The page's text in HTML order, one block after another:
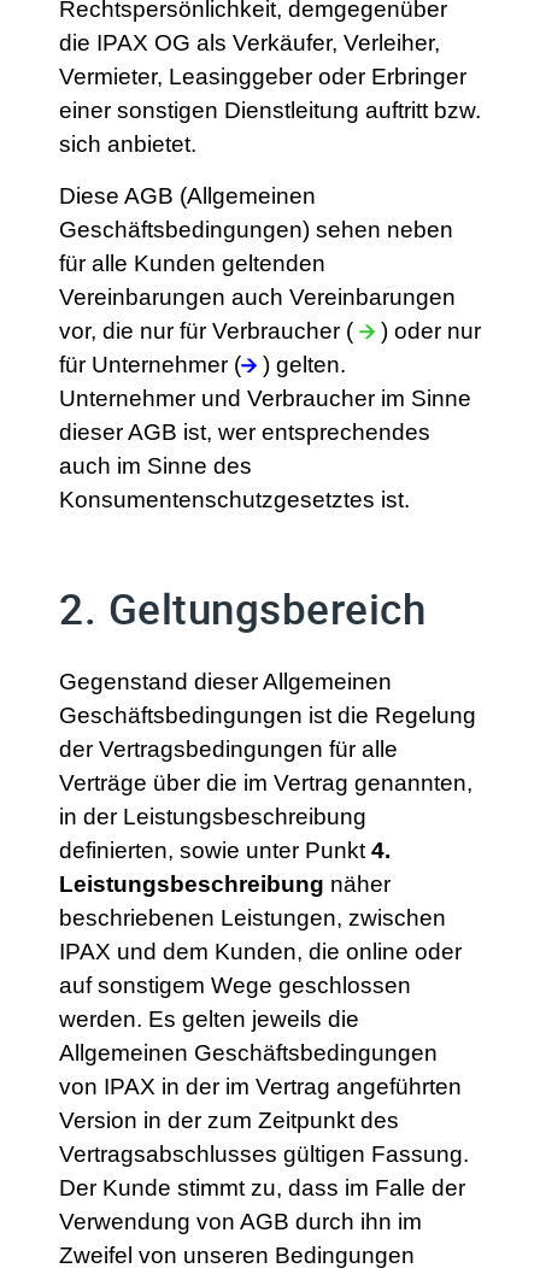
Rechtspersönlichkeit, demgegenüber
die IPAX OG als Verkäufer, Verleiher,
Vermieter, Leasinggeber oder Erbringer
einer sonstigen Dienstleitung auftritt bzw.
sich anbietet.
Diese AGB (Allgemeinen
Geschäftsbedingungen) sehen neben
für alle Kunden geltenden
Vereinbarungen auch Vereinbarungen
vor, die nur für Verbraucher (
) oder nur
für Unternehmer (
) gelten.
Unternehmer und Verbraucher im Sinne
dieser AGB ist, wer entsprechendes
auch im Sinne des
Konsumentenschutzgesetztes ist.
2. Geltungsbereich
Gegenstand dieser Allgemeinen
Geschäftsbedingungen ist die Regelung
der Vertragsbedingungen für alle
Verträge über die im Vertrag genannten,
in der Leistungsbeschreibung
definierten, sowie unter Punkt 4.
Leistungsbeschreibung näher
beschriebenen Leistungen, zwischen
IPAX und dem Kunden, die online oder
auf sonstigem Wege geschlossen
werden. Es gelten jeweils die
Allgemeinen Geschäftsbedingungen
von IPAX in der im Vertrag angeführten
Version in der zum Zeitpunkt des
Vertragsabschlusses gültigen Fassung.
Der Kunde stimmt zu, dass im Falle der
Verwendung von AGB durch ihn im
Zweifel von unseren Bedingungen